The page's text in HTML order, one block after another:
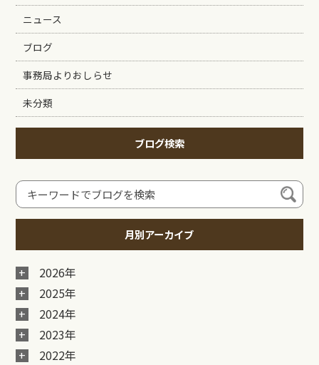
ニュース
ブログ
事務局よりおしらせ
未分類
ブログ検索
月別アーカイブ
2026年
2025年
2024年
2023年
2022年